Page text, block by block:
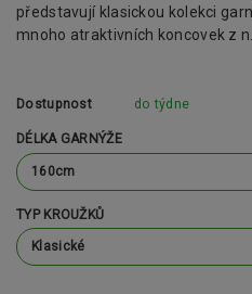
představují klasickou kolekci
mnoho atraktivních koncovek z
Dostupnost do týdne
DÉLKA GARNÝŽE
TYP KROUŽKŮ